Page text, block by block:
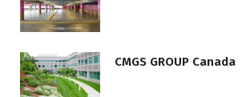
CMGS GROUP Canada